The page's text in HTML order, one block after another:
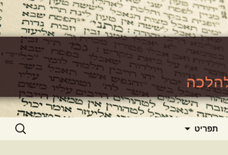
https://www.toralishma.org
האתר ללימוד סוגיות גמרא להלכה
תפריט חיפוש: